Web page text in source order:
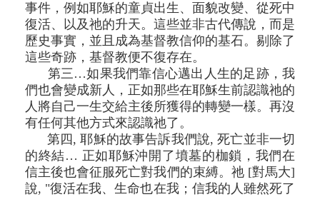
事件，例如耶穌的童貞出生、面貌改變、從死中
復活、以及祂的升天。這些並非古代傳說，而是
歷史事實，並且成為基督教信仰的基石。剔除了
這些奇跡，基督教便不復存在。
第三…如果我們靠信心邁出人生的足跡，我
們也會變成新人，正如那些在耶穌生前認識祂的
人將自己一生交給主後所獲得的轉變一樣。再沒
有任何其他方式來認識祂了。
第四, 耶穌的故事告訴我們說, 死亡並非一切
的終結… 正如耶穌沖開了墳墓的枷鎖，我們在
信主後也會征服死亡對我們的束縛。祂 [對馬大]
說, "復活在我、生命也在我；信我的人雖然死了